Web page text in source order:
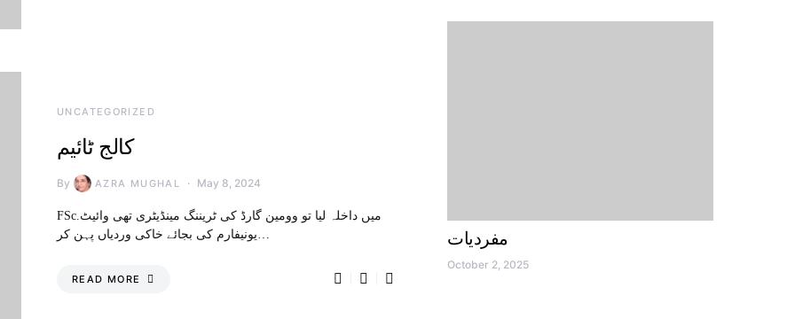
UNCATEGORIZED
کالج ٹائیم
By AZRA MUGHAL May 8, 2024
FSc.میں داخلہ لیا تو وومین گارڈ کی ٹریننگ مینڈیٹری تھی وائیٹ
READ MORE
مفردیات
October 2, 2025